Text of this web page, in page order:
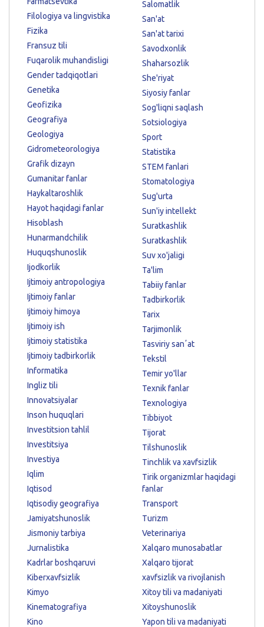
Filologiya va lingvistika
Fizika
Fransuz tili
Fuqarolik muhandisligi
Gender tadqiqotlari
Genetika
Geofizika
Geografiya
Geologiya
Gidrometeorologiya
Grafik dizayn
Gumanitar fanlar
Haykaltaroshlik
Hayot haqidagi fanlar
Hisoblash
Hunarmandchilik
Huquqshunoslik
Ijodkorlik
Ijtimoiy antropologiya
Ijtimoiy fanlar
Ijtimoiy himoya
Ijtimoiy ish
Ijtimoiy statistika
Ijtimoiy tadbirkorlik
Informatika
Ingliz tili
Innovatsiyalar
Inson huquqlari
Investitsion tahlil
Investitsiya
Investiya
Iqlim
Iqtisod
Iqtisodiy geografiya
Jamiyatshunoslik
Jismoniy tarbiya
Jurnalistika
Kadrlar boshqaruvi
Kiberxavfsizlik
Kimyo
Kinematografiya
Kino
Salomatlik
San'at
San'at tarixi
Savodxonlik
Shaharsozlik
She'riyat
Siyosiy fanlar
Sog'liqni saqlash
Sotsiologiya
Sport
Statistika
STEM fanlari
Stomatologiya
Sug'urta
Sun'iy intellekt
Suratkashlik
Suratkashlik
Suv xo'jaligi
Ta'lim
Tabiiy fanlar
Tadbirkorlik
Tarix
Tarjimonlik
Tasviriy sanʼat
Tekstil
Temir yo'llar
Texnik fanlar
Texnologiya
Tibbiyot
Tijorat
Tilshunoslik
Tinchlik va xavfsizlik
Tirik organizmlar haqidagi
fanlar
Transport
Turizm
Veterinariya
Xalqaro munosabatlar
Xalqaro tijorat
xavfsizlik va rivojlanish
Xitoy tili va madaniyati
Xitoyshunoslik
Yapon tili va madaniyati